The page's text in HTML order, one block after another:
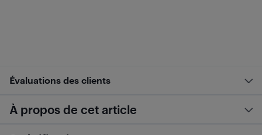
Évaluations des clients
À propos de cet article